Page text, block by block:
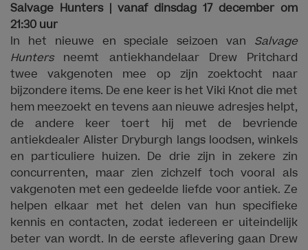
Salvage Hunters | vanaf dinsdag 17 december om
21:30 uur
In het nieuwe en speciale seizoen van Salvage
Huntersneemt antiekhandelaar Drew Pritchard
twee vakgenoten mee op zijn zoektocht naar
bijzondere items. De ene keer is het Viki Knot die met
hem meezoekt en tevens aan nieuwe adresjes helpt,
de andere keer toert hij met de bevriende
antiekdealer Alister Dryburgh langs loodsen, winkels
en particuliere huizen. De drie zijn in zekere zin
concurrenten, maar zien zichzelf toch vooral als
vakgenoten met een gedeelde liefde voor antiek. Ze
helpen elkaar met het delen van hun specifieke
kennis en contacten, zodat iedereen er uiteindelijk
beter van wordt. In de eerste aflevering gaan Drew